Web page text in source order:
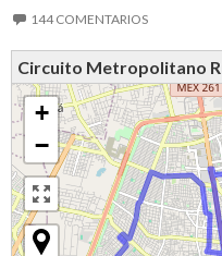
144 COMENTARIOS
Circuito Metropolitano
+
−